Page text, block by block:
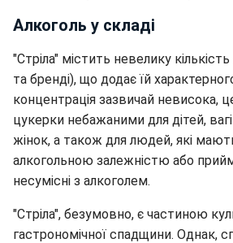
Алкоголь у складі
"Стріла" містить невелику
та бренді), що додає їй
концентрація зазвичай невисока,
цукерки небажаними для дітей,
жінок, а також для людей, які
алкогольною залежністю або
несумісні з алкоголем.
"Стріла", безумовно, є частиною
гастрономічної спадщини. Однак,